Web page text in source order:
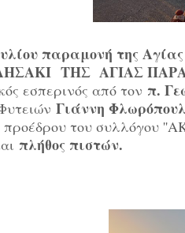
παραμονή της
ΤΗΣ ΑΓΙΑΣ
εσπερινός από τον π.
Γιάννη
προέδρου του συλλόγου
πλήθος πιστών.